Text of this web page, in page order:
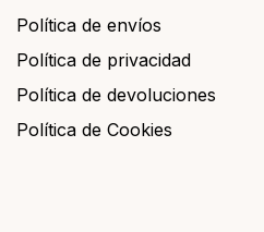
Política de envíos
Política de privacidad
Política de devoluciones
Política de Cookies